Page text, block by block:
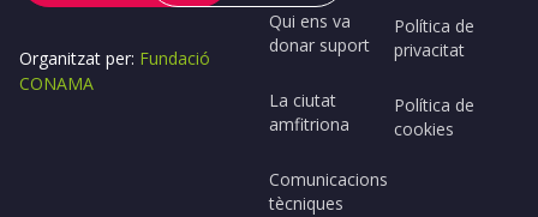
Organitzat per: Fundació
CONAMA
Qui ens va
donar suport
La ciutat
amfitriona
Comunicacions
tècniques
Política de
privacitat
Política de
cookies